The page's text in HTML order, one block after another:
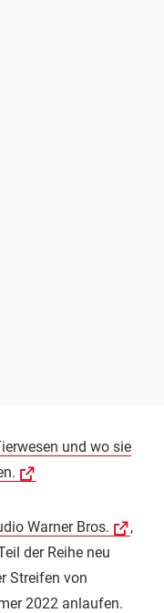
und wo sie
Warner Bros.
,
der Reihe neu
Streifen von
2022 anlaufen.